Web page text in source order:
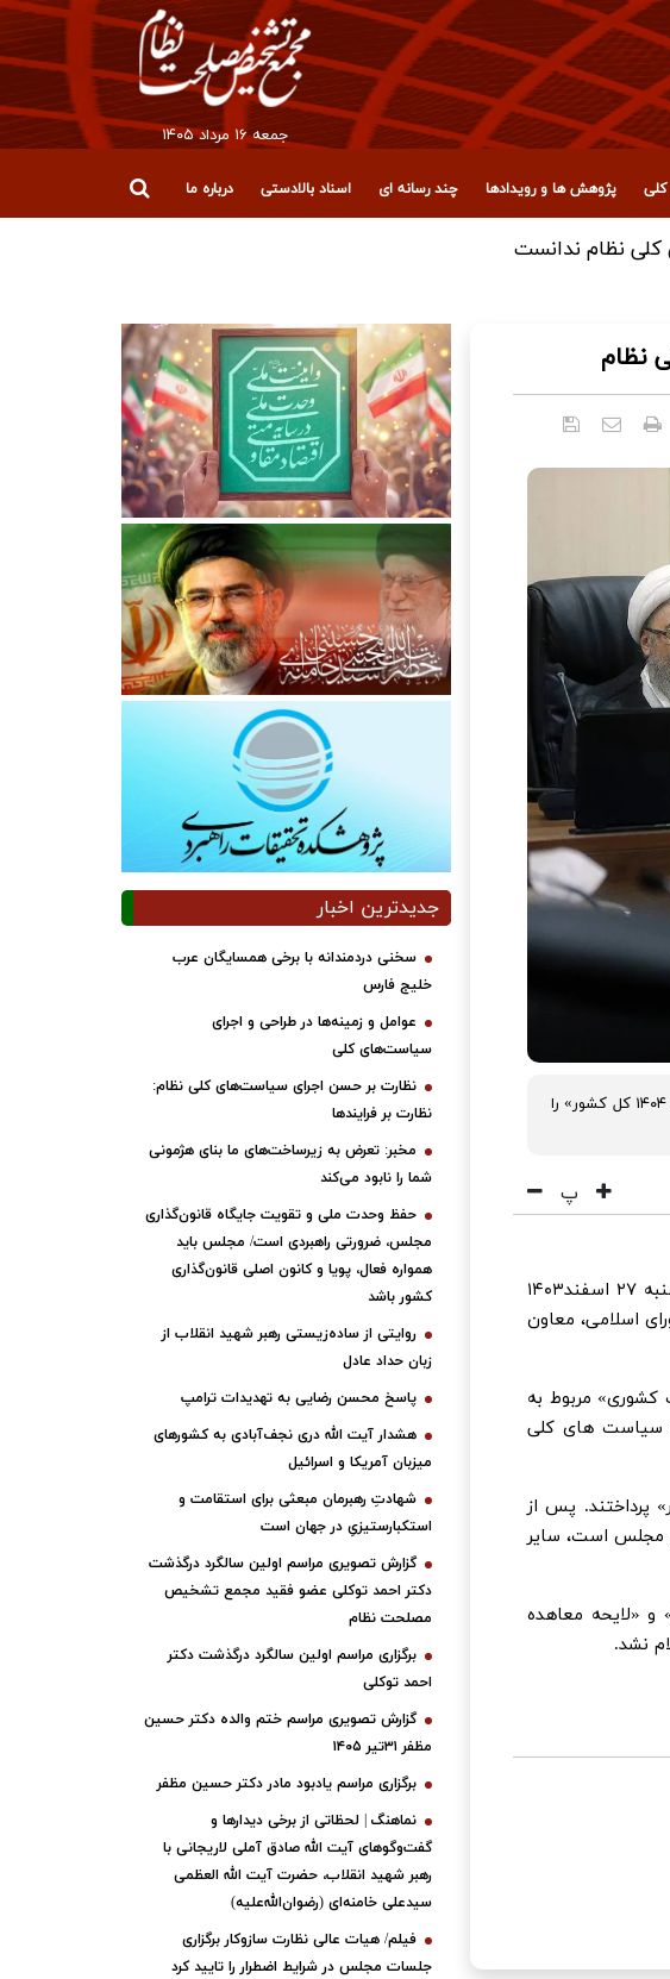
جمعه ۱۶ مرداد ۱۴۰۵
پژوهش ها و رویدادها چند رسانه ای اسناد بالادستی درباره ما
نظام ندانست
هیئت عالی نظارت مجمع تشخیص مصلحت نظام در آخرین جلسه خود در سال ۱۴۰۳ مصوبه اصلاحی «لایحه بودجه ۱۴۰۴ کل کشور» را
پ
به گزارش مرکز رسانه و روابط عمومی مجمع تشخیص مصلحت نظام، هیئت عالی نظارت، عصر روز دوشنبه ۲۷ اسفند۱۴۰۳
اسلامی، معاون
ماده ۸۷ قانون مدیریت خدمات کشوری» مربوط به
سیاست های کلی
بررسی انطباق مصوبه اصلاحی «لایحه بودجه ۱۴۰۴ کل کشور» پرداختند. پس از
مصوبه اصراری مجلس است، سایر
و «لایحه معاهده
نشد.
جدیدترین اخبار
سخنی دردمندانه با برخی همسایگان عرب
خلیج فارس
عوامل و زمینه‌ها در طراحی و اجرای
سیاست‌های کلی
نظارت بر حسن اجرای سیاست‌های کلی نظام:
نظارت بر فرایندها
مخبر: تعرض به زیرساخت‌های ما بنای هژمونی
شما را نابود می‌کند
حفظ وحدت ملی و تقویت جایگاه قانون‌گذاری
مجلس، ضرورتی راهبردی است/ مجلس باید
همواره فعال، پویا و کانون اصلی قانون‌گذاری
کشور باشد
روایتی از ساده‌زیستی رهبر شهید انقلاب از
زبان حداد عادل
پاسخ محسن رضایی به تهدیدات ترامپ
هشدار آیت الله دری نجف‌آبادی به کشورهای
میزبان آمریکا و اسرائیل
شهادتِ رهبرمان مبعثی برای استقامت و
استکبارستیزیِ در جهان است
گزارش تصویری مراسم اولین سالگرد درگذشت
دکتر احمد توکلی عضو فقید مجمع تشخیص
مصلحت نظام
برگزاری مراسم اولین سالگرد درگذشت دکتر
احمد توکلی
گزارش تصویری مراسم ختم والده دکتر حسین
مظفر ۳۱تیر ۱۴۰۵
برگزاری مراسم یادبود مادر دکتر حسین مظفر
نماهنگ | لحظاتی از برخی دیدارها و
گفت‌وگوهای آیت ‌الله صادق آملی لاریجانی با
رهبر شهید انقلاب، حضرت آیت‌ الله العظمی
سیدعلی خامنه‌ای (رضوان‌الله‌علیه)
فیلم/ هیات عالی نظارت سازوکار برگزاری
جلسات مجلس در شرایط اضطرار را تایید کرد